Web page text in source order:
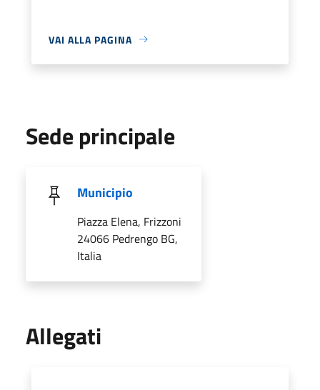
VAI ALLA PAGINA
Sede principale
Municipio
Piazza Elena, Frizzoni
24066 Pedrengo BG,
Italia
Allegati